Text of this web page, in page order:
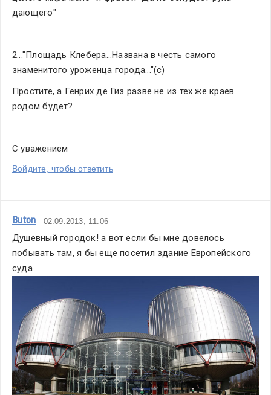
дающего"
2..."Площадь Клебера...Названа в честь самого
знаменитого уроженца города..."(с)
Простите, а Генрих де Гиз разве не из тех же краев
родом будет?
С уважением
Войдите, чтобы ответить
Buton 02.09.2013, 11:06
Душевный городок! а вот если бы мне довелось
побывать там, я бы еще посетил здание Европейского
суда